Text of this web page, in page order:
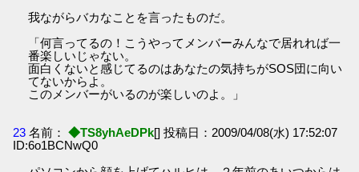
我ながらバカなことを言ったものだ。
「何言ってるの！こうやってメンバーみんなで居れれば一
番楽しいじゃない。
面白くないと感じてるのはあなたの気持ちがSOS団に向い
てないからよ。
このメンバーがいるのが楽しいのよ。」
23 名前： ◆TS8yhAeDPk[] 投稿日：2009/04/08(水) 17:52:07
ID:6o1BCNwQ0